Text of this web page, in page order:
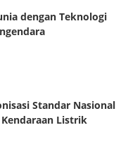
dengan Teknologi
Standar Nasional
Listrik